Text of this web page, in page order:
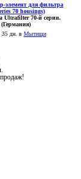
Ultrafilter 70-й серии.
35 дн. в Мытищи